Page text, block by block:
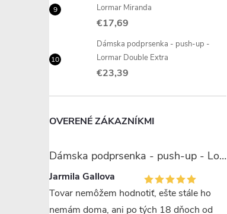
Lormar Miranda
€17,69
Dámska podprsenka - push-up -
Lormar Double Extra
€23,39
OVERENÉ ZÁKAZNÍKMI
Dámska podprsenka - push-up - Lormar Miranda
Jarmila Gallova
Tovar nemôžem hodnotiť, ešte stále ho
nemám doma, ani po tých 18 dňoch od